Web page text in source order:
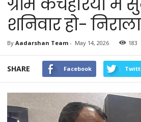
शनिवार हो- निराला
By Aadarshan Team- May 14, 2026 183
SHARE Facebook